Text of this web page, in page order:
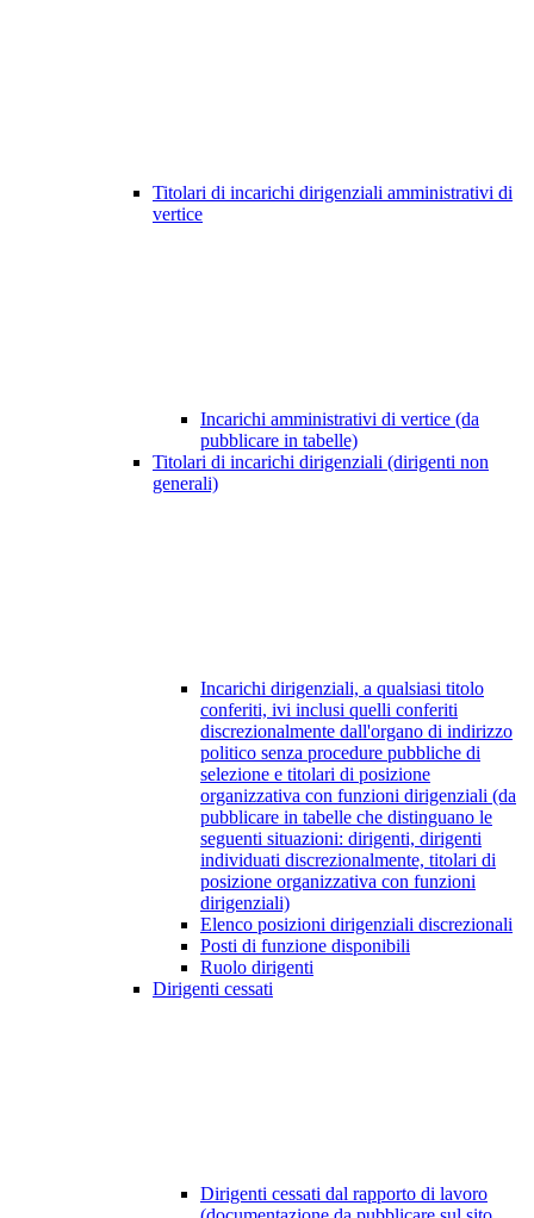
Titolari di incarichi dirigenziali amministrativi di
vertice
Incarichi amministrativi di vertice (da
pubblicare in tabelle)
Titolari di incarichi dirigenziali (dirigenti non
generali)
Incarichi dirigenziali, a qualsiasi titolo
conferiti, ivi inclusi quelli conferiti
discrezionalmente dall'organo di indirizzo
politico senza procedure pubbliche di
selezione e titolari di posizione
organizzativa con funzioni dirigenziali (da
pubblicare in tabelle che distinguano le
seguenti situazioni: dirigenti, dirigenti
individuati discrezionalmente, titolari di
posizione organizzativa con funzioni
dirigenziali)
Elenco posizioni dirigenziali discrezionali
Posti di funzione disponibili
Ruolo dirigenti
Dirigenti cessati
Dirigenti cessati dal rapporto di lavoro